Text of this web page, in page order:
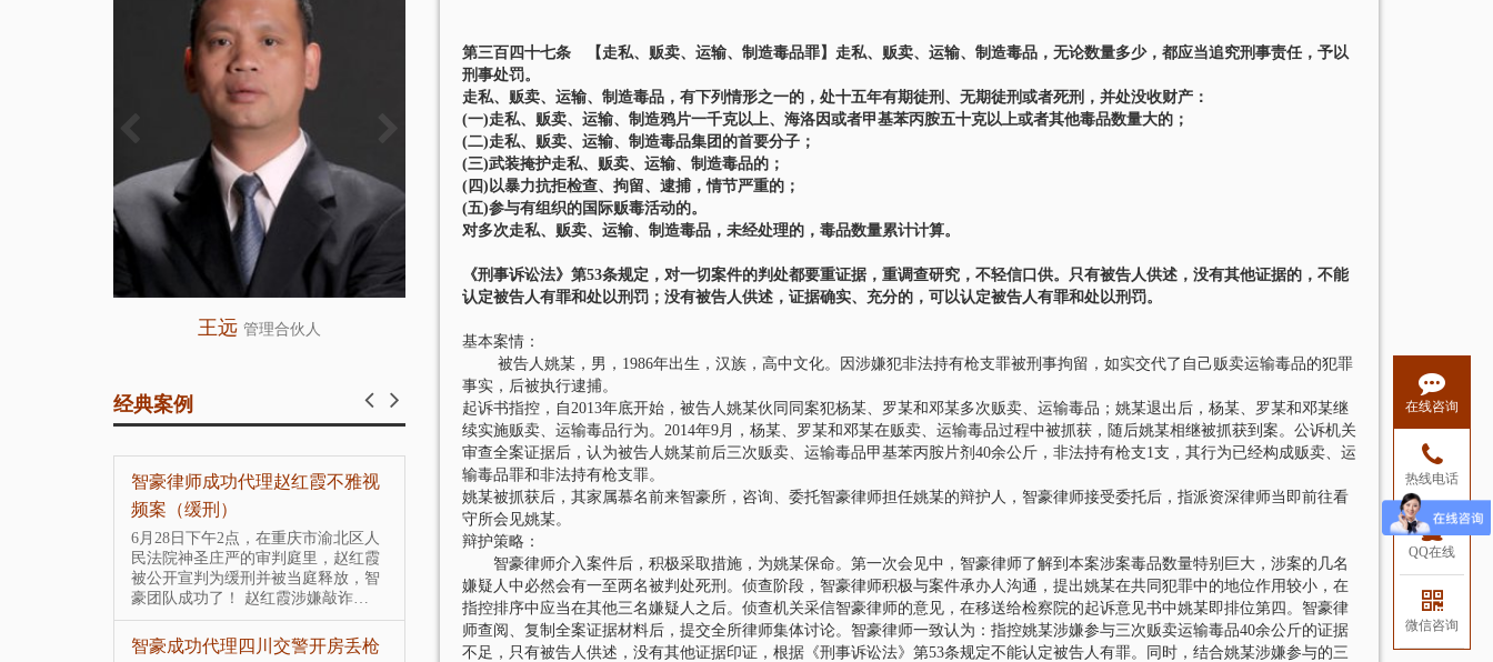
王远 管理合伙人
经典案例
智豪律师成功代理赵红霞不雅视
频案（缓刑）
6月28日下午2点，在重庆市渝北区人
民法院神圣庄严的审判庭里，赵红霞
被公开宣判为缓刑并被当庭释放，智
豪团队成功了！ 赵红霞涉嫌敲诈…
智豪成功代理四川交警开房丢枪
智豪团队代理刘汉、刘维全国特
大涉黑上诉系列案一主犯二审辩
导读：智豪团队接受刘汉、刘维全国
特大涉黑上诉系列案中主犯田某某家
属的委托，担任田某某涉嫌参加黑社
会性质组织罪、故意杀人罪一…
第三百四十七条 【走私、贩卖、运输、制造毒品罪】走私、贩卖、运输、制造毒品，无论数量多少，都应当追究刑事责任，予以
刑事处罚。
走私、贩卖、运输、制造毒品，有下列情形之一的，处十五年有期徒刑、无期徒刑或者死刑，并处没收财产：
(一)走私、贩卖、运输、制造鸦片一千克以上、海洛因或者甲基苯丙胺五十克以上或者其他毒品数量大的；
(二)走私、贩卖、运输、制造毒品集团的首要分子；
(三)武装掩护走私、贩卖、运输、制造毒品的；
(四)以暴力抗拒检查、拘留、逮捕，情节严重的；
(五)参与有组织的国际贩毒活动的。
对多次走私、贩卖、运输、制造毒品，未经处理的，毒品数量累计计算。
《刑事诉讼法》第53条规定，对一切案件的判处都要重证据，重调查研究，不轻信口供。只有被告人供述，没有其他证据的，不能
认定被告人有罪和处以刑罚；没有被告人供述，证据确实、充分的，可以认定被告人有罪和处以刑罚。
基本案情：
被告人姚某，男，1986年出生，汉族，高中文化。因涉嫌犯非法持有枪支罪被刑事拘留，如实交代了自己贩卖运输毒品的犯罪
事实，后被执行逮捕。
起诉书指控，自2013年底开始，被告人姚某伙同同案犯杨某、罗某和邓某多次贩卖、运输毒品；姚某退出后，杨某、罗某和邓某继
续实施贩卖、运输毒品行为。2014年9月，杨某、罗某和邓某在贩卖、运输毒品过程中被抓获，随后姚某相继被抓获到案。公诉机关
审查全案证据后，认为被告人姚某前后三次贩卖、运输毒品甲基苯丙胺片剂40余公斤，非法持有枪支1支，其行为已经构成贩卖、运
输毒品罪和非法持有枪支罪。
姚某被抓获后，其家属慕名前来智豪所，咨询、委托智豪律师担任姚某的辩护人，智豪律师接受委托后，指派资深律师当即前往看
守所会见姚某。
辩护策略：
智豪律师介入案件后，积极采取措施，为姚某保命。第一次会见中，智豪律师了解到本案涉案毒品数量特别巨大，涉案的几名
嫌疑人中必然会有一至两名被判处死刑。侦查阶段，智豪律师积极与案件承办人沟通，提出姚某在共同犯罪中的地位作用较小，在
指控排序中应当在其他三名嫌疑人之后。侦查机关采信智豪律师的意见，在移送给检察院的起诉意见书中姚某即排位第四。智豪律
师查阅、复制全案证据材料后，提交全所律师集体讨论。智豪律师一致认为：指控姚某涉嫌参与三次贩卖运输毒品40余公斤的证据
不足，只有被告人供述，没有其他证据印证，根据《刑事诉讼法》第53条规定不能认定被告人有罪。同时，结合姚某涉嫌参与的三
在线咨询
热线电话
QQ在线
微信咨询